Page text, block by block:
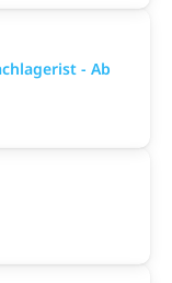
- Ab